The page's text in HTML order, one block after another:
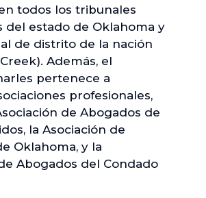
todos los tribunales
del estado de Oklahoma y
de distrito de la nación
Además, el
pertenece a
profesionales,
de Abogados de
la Asociación de
Oklahoma, y la
Abogados del Condado